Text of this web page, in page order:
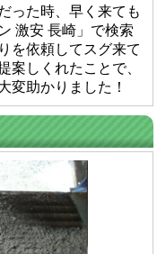
った時、早く来ても
激安 長崎」で検索
を依頼してスグ来て
案しくれたことで、
変助かりました！